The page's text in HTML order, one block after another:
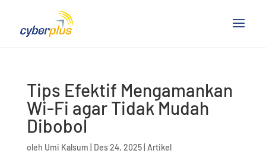
Tips Efektif Mengamankan
Wi-Fi agar Tidak Mudah
Dibobol
oleh Umi Kalsum Des 24, 2025| Artikel